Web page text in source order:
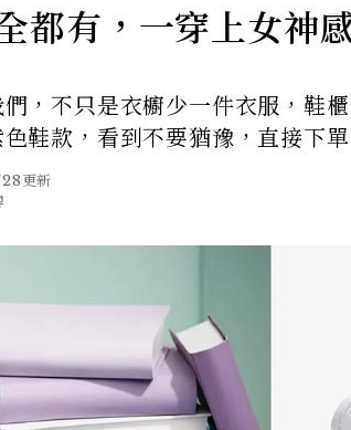
有，一穿上女神
，不只是衣櫥少一件衣服，鞋
鞋款，看到不要猶豫，直接下單
更新